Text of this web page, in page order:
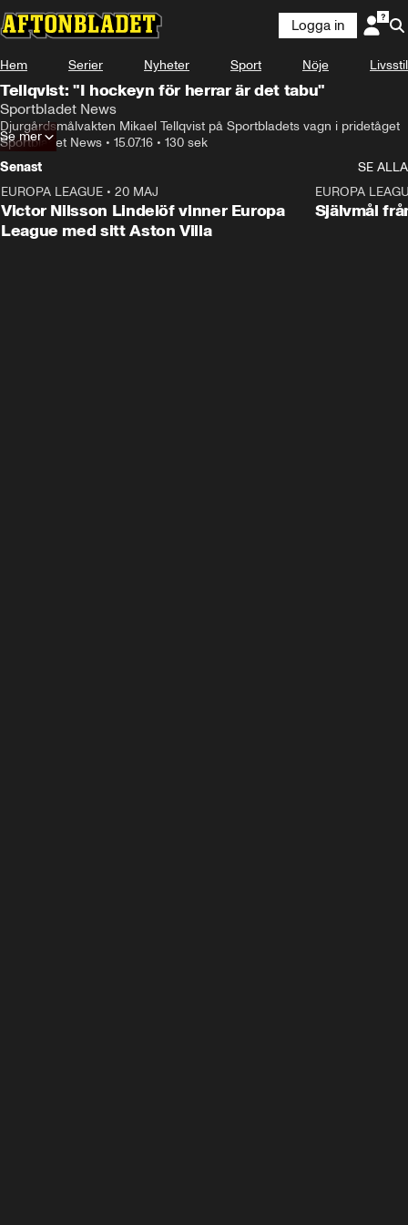
Logga in
Hem Serier Nyheter Sport Nöje Livsstil
Tellqvist: "I hockeyn för herrar är det tabu"
Sportbladet News
Djurgårdsmålvakten Mikael Tellqvist på Sportbladets vagn i pridetåget
Sportbladet News • 15.07.16 • 130 sek
Se mer
Senast
SE ALLA
EUROPA LEAGUE • 20 MAJ
Victor Nilsson Lindelöf vinner Europa
League med sitt Aston Villa
EUROPA
Självmål